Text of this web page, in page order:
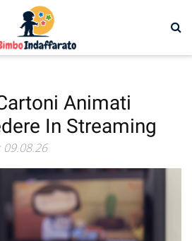
Animati
In Streaming
09.08.26